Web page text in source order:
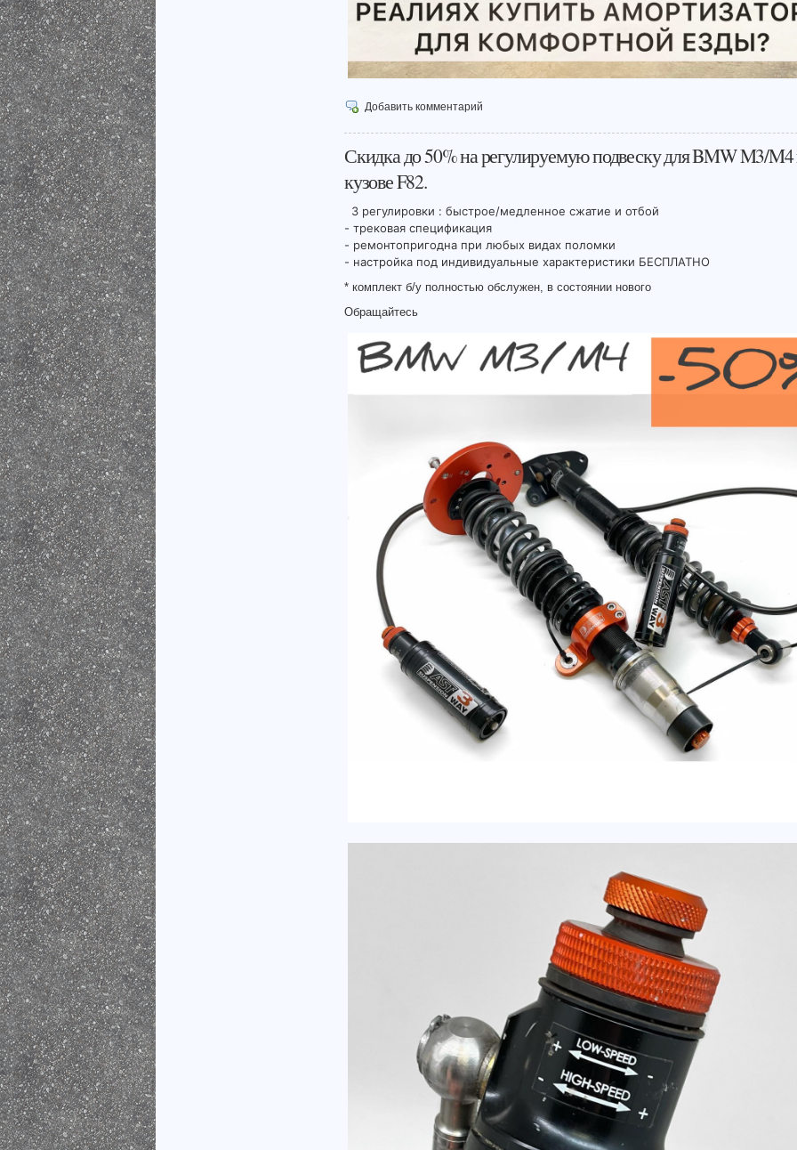
Добавить комментарий
Скидка до 50% на регулируемую подвеску для BMW M3/M4
кузове F82.
3 регулировки : быстрое/медленное сжатие и отбой
- трековая спецификация
- ремонтопригодна при любых видах поломки
- настройка под индивидуальные характеристики БЕСПЛАТНО
* комплект б/у полностью обслужен, в состоянии нового
Обращайтесь